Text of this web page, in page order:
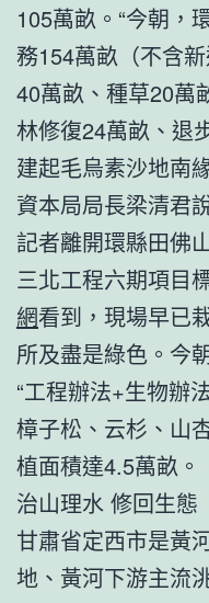
105萬畝。“今朝，
務154萬畝（不含
40萬畝、種草20萬
林修復24萬畝、退
建起毛烏素沙地南
資本局局長梁清君
記者離開環縣田佛
三北工程六期項目
網看到，現場早已
所及盡是綠色。今
“工程辦法+生物辦
樟子松、云杉、山
植面積達4.5萬畝。
治山理水 修回生態
甘肅省定西市是黃
地、黃河下游主流